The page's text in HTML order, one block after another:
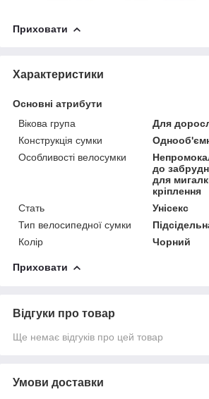
Приховати
Характеристики
Основні атрибути
Вікова група
Для
Конструкція сумки
Особливості велосумки
до
для
кріплення
Стать
Унісекс
Тип велосипедної сумки
Колір
Чорний
Приховати
Відгуки про товар
Ще немає відгуків про цей товар
Умови доставки